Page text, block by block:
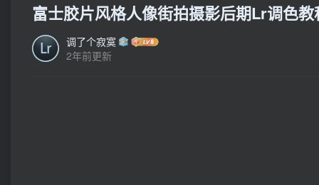
富士胶片风格人像街拍摄影后期Lr调色
调了个寂寞
2年前更新